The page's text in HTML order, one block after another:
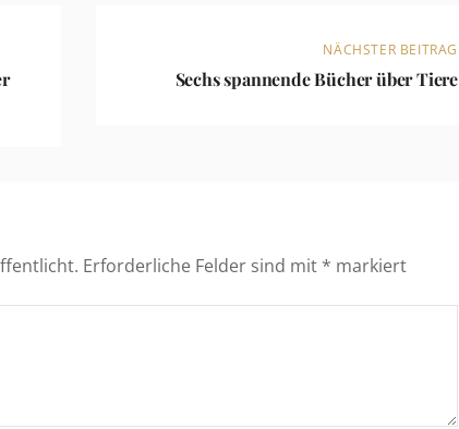
NÄCHSTER BEITRAG
Sechs spannende Bücher über Tiere
Erforderliche Felder sind mit * markiert